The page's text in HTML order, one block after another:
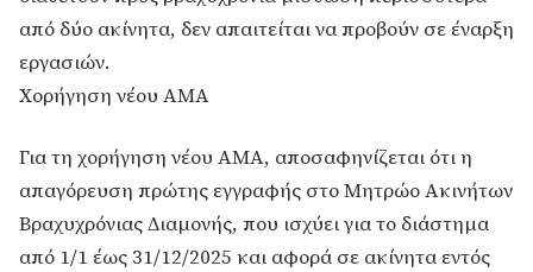
από δύο ακίνητα, δεν απαιτείται να προβούν σε έναρξη
εργασιών.
Χορήγηση νέου ΑΜΑ
Για τη χορήγηση νέου ΑΜΑ, αποσαφηνίζεται ότι η
απαγόρευση πρώτης εγγραφής στο Μητρώο Ακινήτων
Βραχυχρόνιας Διαμονής, που ισχύει για το διάστημα
από 1/1 έως 31/12/2025 και αφορά σε ακίνητα εντός